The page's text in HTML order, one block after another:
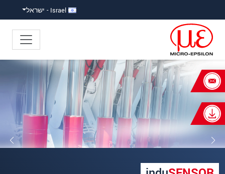
Israel - ישראל
×
Your request for: חיישנים
אינדוקטיביים (LVDT)
כותרת*